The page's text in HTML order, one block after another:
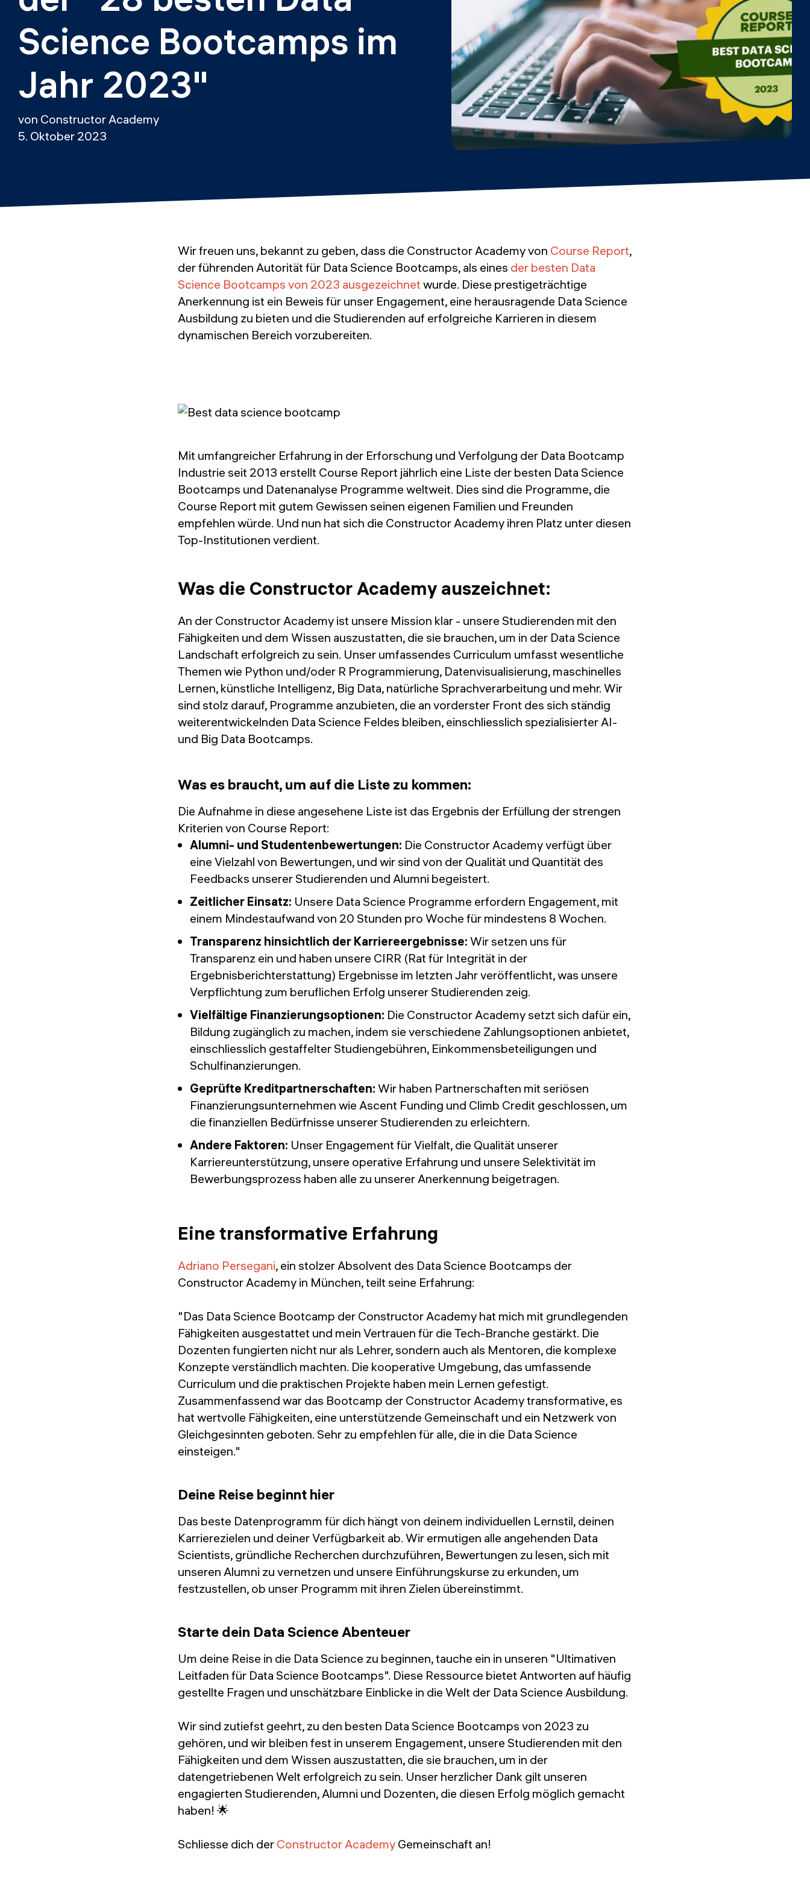
Science Bootcamps im
Jahr 2023"
von Constructor Academy
5. Oktober 2023
Wir freuen uns, bekannt zu geben, dass die Constructor Academy von Course Report,
der führenden Autorität für Data Science Bootcamps, als eines der besten Data
Science Bootcamps von 2023 ausgezeichnet wurde. Diese prestigeträchtige
Anerkennung ist ein Beweis für unser Engagement, eine herausragende Data Science
Ausbildung zu bieten und die Studierenden auf erfolgreiche Karrieren in diesem
dynamischen Bereich vorzubereiten.
Mit umfangreicher Erfahrung in der Erforschung und Verfolgung der Data Bootcamp
Industrie seit 2013 erstellt Course Report jährlich eine Liste der besten Data Science
Bootcamps und Datenanalyse Programme weltweit. Dies sind die Programme, die
Course Report mit gutem Gewissen seinen eigenen Familien und Freunden
empfehlen würde. Und nun hat sich die Constructor Academy ihren Platz unter diesen
Top-Institutionen verdient.
Was die Constructor Academy auszeichnet:
An der Constructor Academy ist unsere Mission klar - unsere Studierenden mit den
Fähigkeiten und dem Wissen auszustatten, die sie brauchen, um in der Data Science
Landschaft erfolgreich zu sein. Unser umfassendes Curriculum umfasst wesentliche
Themen wie Python und/oder R Programmierung, Datenvisualisierung, maschinelles
Lernen, künstliche Intelligenz, Big Data, natürliche Sprachverarbeitung und mehr. Wir
sind stolz darauf, Programme anzubieten, die an vorderster Front des sich ständig
weiterentwickelnden Data Science Feldes bleiben, einschliesslich spezialisierter AI-
und Big Data Bootcamps.
Was es braucht, um auf die Liste zu kommen:
Die Aufnahme in diese angesehene Liste ist das Ergebnis der Erfüllung der strengen
Kriterien von Course Report:
Alumni- und Studentenbewertungen: Die Constructor Academy verfügt über
eine Vielzahl von Bewertungen, und wir sind von der Qualität und Quantität des
Feedbacks unserer Studierenden und Alumni begeistert.
Zeitlicher Einsatz: Unsere Data Science Programme erfordern Engagement, mit
einem Mindestaufwand von 20 Stunden pro Woche für mindestens 8 Wochen.
Transparenz hinsichtlich der Karriereergebnisse: Wir setzen uns für
Transparenz ein und haben unsere CIRR (Rat für Integrität in der
Ergebnisberichterstattung) Ergebnisse im letzten Jahr veröffentlicht, was unsere
Verpflichtung zum beruflichen Erfolg unserer Studierenden zeig.
Vielfältige Finanzierungsoptionen: Die Constructor Academy setzt sich dafür ein,
Bildung zugänglich zu machen, indem sie verschiedene Zahlungsoptionen anbietet,
einschliesslich gestaffelter Studiengebühren, Einkommensbeteiligungen und
Schulfinanzierungen.
Geprüfte Kreditpartnerschaften: Wir haben Partnerschaften mit seriösen
Finanzierungsunternehmen wie Ascent Funding und Climb Credit geschlossen, um
die finanziellen Bedürfnisse unserer Studierenden zu erleichtern.
Andere Faktoren: Unser Engagement für Vielfalt, die Qualität unserer
Karriereunterstützung, unsere operative Erfahrung und unsere Selektivität im
Bewerbungsprozess haben alle zu unserer Anerkennung beigetragen.
Eine transformative Erfahrung
Adriano Persegani, ein stolzer Absolvent des Data Science Bootcamps der
Constructor Academy in München, teilt seine Erfahrung:
"Das Data Science Bootcamp der Constructor Academy hat mich mit grundlegenden
Fähigkeiten ausgestattet und mein Vertrauen für die Tech-Branche gestärkt. Die
Dozenten fungierten nicht nur als Lehrer, sondern auch als Mentoren, die komplexe
Konzepte verständlich machten. Die kooperative Umgebung, das umfassende
Curriculum und die praktischen Projekte haben mein Lernen gefestigt.
Zusammenfassend war das Bootcamp der Constructor Academy transformative, es
hat wertvolle Fähigkeiten, eine unterstützende Gemeinschaft und ein Netzwerk von
Gleichgesinnten geboten. Sehr zu empfehlen für alle, die in die Data Science
einsteigen."
Deine Reise beginnt hier
Das beste Datenprogramm für dich hängt von deinem individuellen Lernstil, deinen
Karrierezielen und deiner Verfügbarkeit ab. Wir ermutigen alle angehenden Data
Scientists, gründliche Recherchen durchzuführen, Bewertungen zu lesen, sich mit
unseren Alumni zu vernetzen und unsere Einführungskurse zu erkunden, um
festzustellen, ob unser Programm mit ihren Zielen übereinstimmt.
Starte dein Data Science Abenteuer
Um deine Reise in die Data Science zu beginnen, tauche ein in unseren "Ultimativen
Leitfaden für Data Science Bootcamps". Diese Ressource bietet Antworten auf häufig
gestellte Fragen und unschätzbare Einblicke in die Welt der Data Science Ausbildung.
Wir sind zutiefst geehrt, zu den besten Data Science Bootcamps von 2023 zu
gehören, und wir bleiben fest in unserem Engagement, unsere Studierenden mit den
Fähigkeiten und dem Wissen auszustatten, die sie brauchen, um in der
datengetriebenen Welt erfolgreich zu sein. Unser herzlicher Dank gilt unseren
engagierten Studierenden, Alumni und Dozenten, die diesen Erfolg möglich gemacht
haben! 🌟
Schliesse dich der Constructor Academy Gemeinschaft an!